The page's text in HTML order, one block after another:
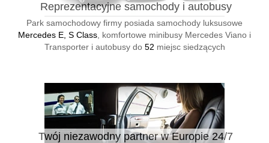
Reprezentacyjne samochody i autobusy
Park samochodowy firmy posiada samochody luksusowe
Mercedes E, S Class , komfortowe minibusy Mercedes Viano i
Transporter i autobusy do 52 miejsc siedzących
Twój niezawodny partner w Europie 24/7